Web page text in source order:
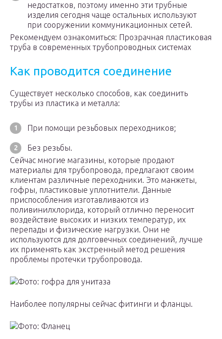
недостатков, поэтому именно эти трубные
изделия сегодня чаще остальных используют
при сооружении коммуникационных сетей.
Рекомендуем ознакомиться: Прозрачная пластиковая
труба в современных трубопроводных системах
Как проводится соединение
Существует несколько способов, как соединить
трубы из пластика и металла:
При помощи резьбовых переходников;
Без резьбы.
Сейчас многие магазины, которые продают
материалы для трубопровода, предлагают своим
клиентам различные переходники. Это манжеты,
гофры, пластиковые уплотнители. Данные
приспособления изготавливаются из
поливинилхлорида, который отлично переносит
воздействие высоких и низких температур, их
перепады и физические нагрузки. Они не
используются для долговечных соединений, лучше
их применять как экстренный метод решения
проблемы протечки трубопровода.
Фото: гофра для унитаза
Наиболее популярны сейчас фитинги и фланцы.
Фото: Фланец